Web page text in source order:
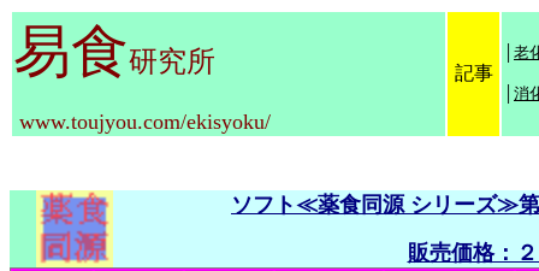
易食研究所
www.toujyou.com/ekisyoku/
記事
老
消
ソフト≪薬食同源 シリーズ≫
販売価格：